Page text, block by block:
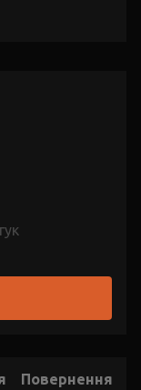
Повернення